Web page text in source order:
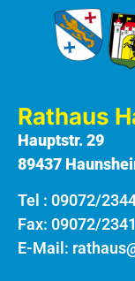
Rathaus
Hauptstr. 29
89437
Tel : 09072/
Fax: 09072/2341
E-Mail: